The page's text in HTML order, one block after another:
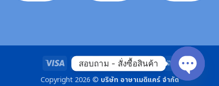
Visa MasterCard
Stripe
Bank
Transfer
Cash
On
Copyright 2026 © บริษัท อาษาเมดิแคร์ จำกัด
สอบถาม - สั่งซื้อสินค้า